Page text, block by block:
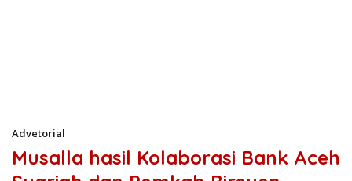
Advetorial
Musalla hasil Kolaborasi Bank Aceh